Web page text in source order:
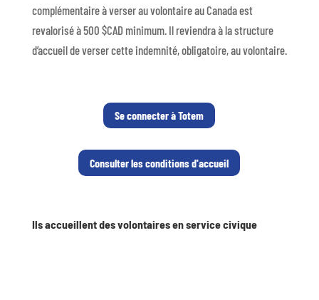
complémentaire à verser au volontaire au Canada est
revalorisé à 500 $CAD minimum. Il reviendra à la structure
d’accueil de verser cette indemnité, obligatoire, au volontaire.
Se connecter à Totem
Consulter les conditions d'accueil
Ils accueillent des volontaires en service civique